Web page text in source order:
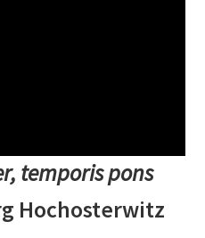
temporis pons
Hochosterwitz